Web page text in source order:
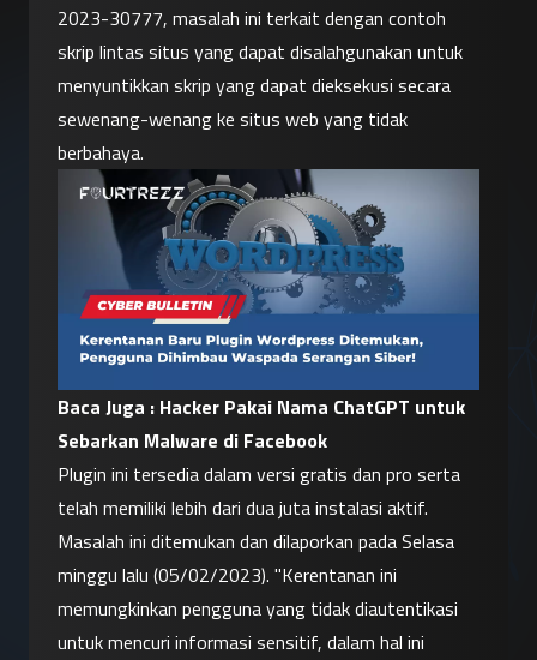
2023-30777, masalah ini terkait dengan contoh
skrip lintas situs yang dapat disalahgunakan untuk
menyuntikkan skrip yang dapat dieksekusi secara
sewenang-wenang ke situs web yang tidak
berbahaya.
Baca Juga : Hacker Pakai Nama ChatGPT untuk
Sebarkan Malware di Facebook
Plugin ini tersedia dalam versi gratis dan pro serta
telah memiliki lebih dari dua juta instalasi aktif.
Masalah ini ditemukan dan dilaporkan pada Selasa
minggu lalu (05/02/2023). "Kerentanan ini
memungkinkan pengguna yang tidak diautentikasi
untuk mencuri informasi sensitif, dalam hal ini